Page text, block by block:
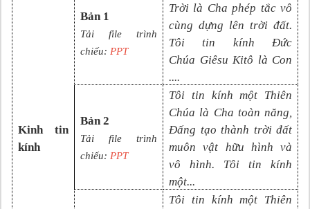
Kinh tin
kính
Bản 1
Tải file trình
chiếu: PPT
Trời là Cha phép tắc vô
cùng dựng lên trời đất.
Tôi tin kính Đức
Chúa Giêsu Kitô là Con
....
Bản 2
Tải file trình
chiếu: PPT
Tôi tin kính một Thiên
Chúa là Cha toàn năng,
Đấng tạo thành trời đất
muôn vật hữu hình và
vô hình. Tôi tin kính
một...
Tôi tin kính một Thiên